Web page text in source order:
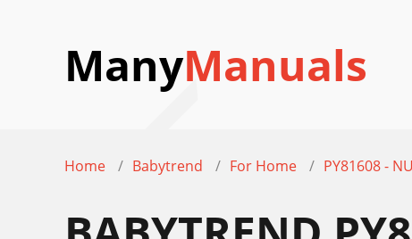
ManyManuals
Home Babytrend For Home PY81608 -